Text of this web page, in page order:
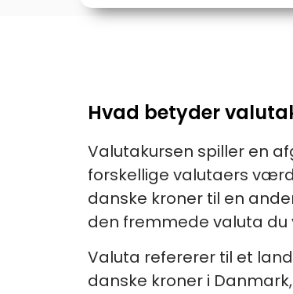
Hvad betyder
Valutakursen spiller en
forskellige valutaers
danske kroner til en
den fremmede valuta du
Valuta refererer til et
danske kroner i